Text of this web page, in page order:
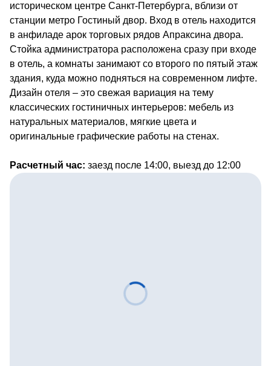
историческом центре Санкт-Петербурга, вблизи от
станции метро Гостиный двор. Вход в отель находится
в анфиладе арок торговых рядов Апраксина двора.
Стойка администратора расположена сразу при входе
в отель, а комнаты занимают со второго по пятый этаж
здания, куда можно подняться на современном лифте.
Дизайн отеля – это свежая вариация на тему
классических гостиничных интерьеров: мебель из
натуральных материалов, мягкие цвета и
оригинальные графические работы на стенах.
Расчетный час: заезд после 14:00, выезд до 12:00